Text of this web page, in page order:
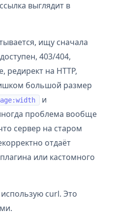
выглядит в
ищу сначала
403/404,
на HTTP,
большой размер
и
проблема вообще
сервер на старом
отдаёт
или кастомного
curl. Это